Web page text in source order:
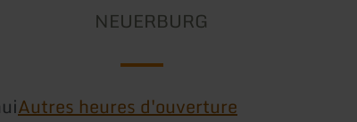
NEUERBURG
Autres heures d'ouverture